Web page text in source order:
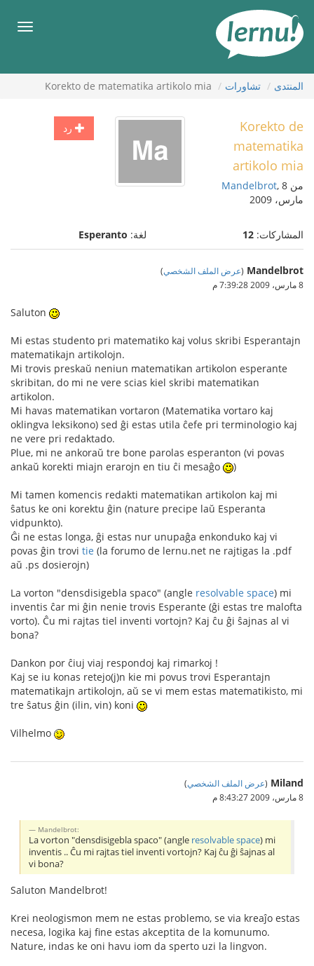
المحتويات
قائمة
المنتدى تشاورات Korekto de matematika artikolo mia
رد
Korekto de
matematika
artikolo mia
من Mandelbrot, 8
مارس، 2009
المشاركات: 12 لغة: Esperanto
Mandelbrot
(عرض الملف الشخصي)
8 مارس، 2009 7:39:28 م
Saluton
Mi estas studento pri matematiko kaj volus skribi Esperantajn
matematikajn artikolojn.
Mi trovis preskaŭ neniun matematikan artikolon esperante
skribitan, do mi ne vere scias kiel skribi matematikan
artikolon.
Mi havas matematikan vortaron (Matematika vortaro kaj
oklingva leksikono) sed ĝi estas utila ĉefe pri terminologio kaj
ne vere pri redaktado.
Plue, mi ne ankoraŭ tre bone parolas esperanton (vi povas
ankaŭ korekti miajn erarojn en tiu ĉi mesaĝo
)
Mi tamen komencis redakti matematikan artikolon kaj mi
ŝatus ke oni korektu ĝin (nature precipe laŭ Esperanta
vidpunkto).
Ĝi ne estas longa, ĝi estas nur unupaĝa enkonduko kaj vi
povas ĝin trovi tie (la forumo de lernu.net ne rajtigas la .pdf
aŭ .ps dosierojn)
La vorton "densdisigebla spaco" (angle resolvable space) mi
inventis ĉar mi ĝin nenie trovis Esperante (ĝi estas tre malofta
vorto). Ĉu mi rajtas tiel inventi vortojn? Kaj ĉu ĝi ŝajnas al vi
bona?
Dankon por ĉiuj viaj respondoj kaj rimarkoj !
Kaj se iu konas retejo(j)n kie mi povus trovi Esperantajn
matematikajn artikolojn, aŭ se vi mem estas matematikisto, mi
tre ŝatus ĝin (ilin, vin) koni
Vilhelmo
Miland
(عرض الملف الشخصي)
8 مارس، 2009 8:43:27 م
Mandelbrot:
La vorton "densdisigebla spaco" (angle resolvable space) mi
inventis .. Ĉu mi rajtas tiel inventi vortojn? Kaj ĉu ĝi ŝajnas al
vi bona?
Saluton Mandelbrot!
Krei neologismon mem ne estas problemo, se via kreaĵo estas
necesa, logika kaj fine estas akceptita de la komunumo.
Nature, indas ke oni havu iom da sperto uzi la lingvon.